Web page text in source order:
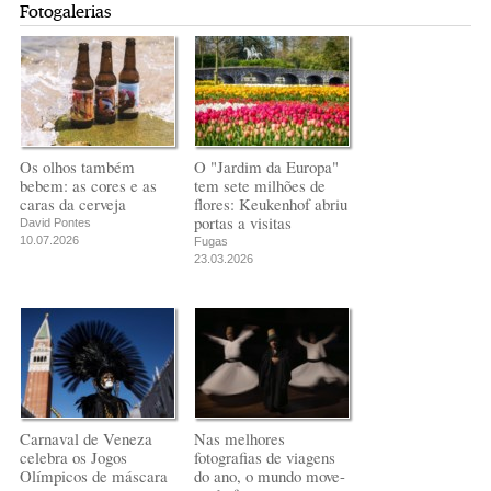
Fotogalerias
Os olhos também
bebem: as cores e as
caras da cerveja
David Pontes
10.07.2026
O "Jardim da Europa"
tem sete milhões de
flores: Keukenhof abriu
portas a visitas
Fugas
23.03.2026
Carnaval de Veneza
celebra os Jogos
Olímpicos de máscara
Nas melhores
fotografias de viagens
do ano, o mundo move-